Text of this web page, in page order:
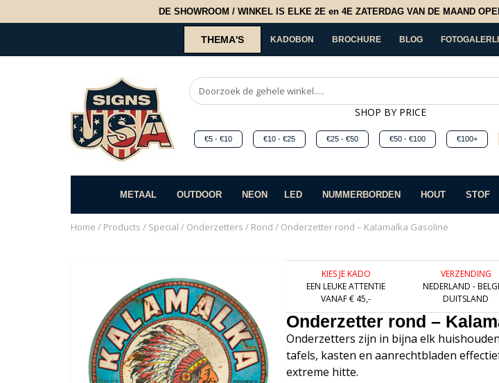
DE SHOWROOM / WINKEL IS ELKE 2E en 4E ZATERDAG VAN DE MAAND
THEMA'S KADOBON BROCHURE BLOG
SHOP BY PRICE
€5 - €10 €10 - €25 €25 - €50 €50 - €100 €100+
METAAL OUTDOOR NEON LED NUMMERBORDEN HOUT STOF
Home / Products / Special / Onderzetters / Rond / Onderzetter rond – Kalamalka Gasoline
KIES JE KADO
EEN LEUKE ATTENTIE
VANAF € 45,-
VERZENDING
NEDERLAND -
DUITSLAND
Onderzetter rond –
Onderzetters zijn in bijna elk
tafels, kasten en aanrechtbladen
extreme hitte.